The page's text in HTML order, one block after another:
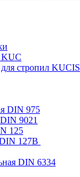
KUC
стропил KUCIS
DIN 975
9021
125
127B
DIN 6334